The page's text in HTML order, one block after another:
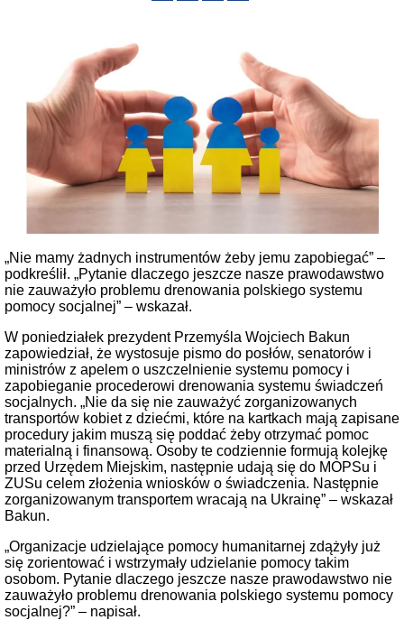
„Nie mamy żadnych instrumentów żeby jemu zapobiegać” –
podkreślił. „Pytanie dlaczego jeszcze nasze prawodawstwo
nie zauważyło problemu drenowania polskiego systemu
pomocy socjalnej” – wskazał.
W poniedziałek prezydent Przemyśla Wojciech Bakun
zapowiedział, że wystosuje pismo do posłów, senatorów i
ministrów z apelem o uszczelnienie systemu pomocy i
zapobieganie procederowi drenowania systemu świadczeń
socjalnych. „Nie da się nie zauważyć zorganizowanych
transportów kobiet z dziećmi, które na kartkach mają zapisane
procedury jakim muszą się poddać żeby otrzymać pomoc
materialną i finansową. Osoby te codziennie formują kolejkę
przed Urzędem Miejskim, następnie udają się do MOPSu i
ZUSu celem złożenia wniosków o świadczenia. Następnie
zorganizowanym transportem wracają na Ukrainę” – wskazał
Bakun.
„Organizacje udzielające pomocy humanitarnej zdążyły już
się zorientować i wstrzymały udzielanie pomocy takim
osobom. Pytanie dlaczego jeszcze nasze prawodawstwo nie
zauważyło problemu drenowania polskiego systemu pomocy
socjalnej?” – napisał.